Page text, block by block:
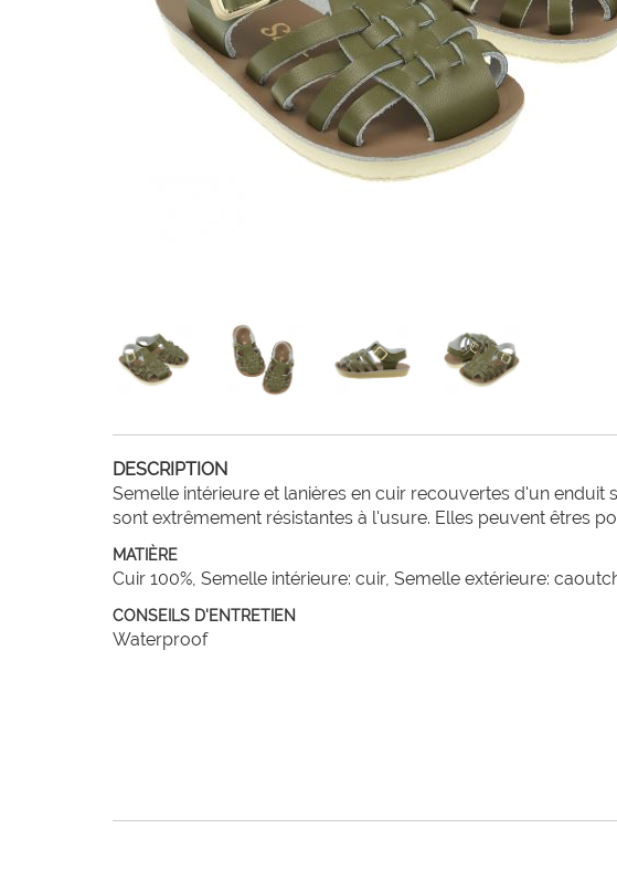
DESCRIPTION
Semelle intérieure et lanières en cuir recouvertes d'un
sont extrêmement résistantes à l'usure. Elles peuvent êtres
MATIÈRE
Cuir 100%, Semelle intérieure: cuir, Semelle extérieure:
CONSEILS D'ENTRETIEN
Waterproof